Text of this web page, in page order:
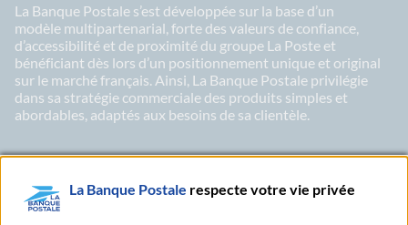
La Banque Postale s’est développée sur la base d’un
modèle multipartenarial, forte des valeurs de confiance,
d’accessibilité et de proximité du groupe La Poste et
bénéficiant dès lors d’un positionnement unique et original
sur le marché français. Ainsi, La Banque Postale privilégie
dans sa stratégie commerciale des produits simples et
abordables, adaptés aux besoins de sa clientèle.
LinkedIn
La Banque Postale respecte votre vie privée